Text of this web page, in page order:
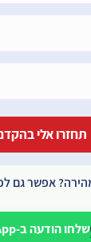
אפשר גם
שלחו הודעה ב-WhatsApp